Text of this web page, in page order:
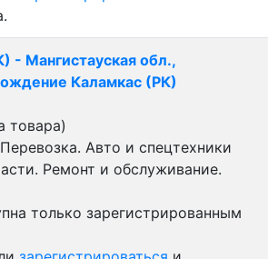
- Мангистауская обл.,
Каламкас (РК)
товара)
Авто и спецтехники
Ремонт и обслуживание.
только зарегистрированным